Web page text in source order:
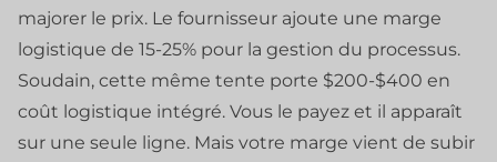
majorer le prix. Le fournisseur ajoute une marge
logistique de 15-25% pour la gestion du processus.
Soudain, cette même tente porte $200-$400 en
coût logistique intégré. Vous le payez et il apparaît
sur une seule ligne. Mais votre marge vient de subir